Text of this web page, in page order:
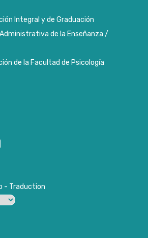
Integral y de Graduación
de la Enseñanza /
de la Facultad de Psicología
- Traduction